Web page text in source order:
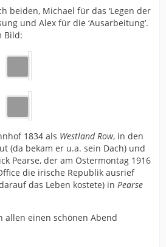
beiden, Michael für das ‘Legen der
und Alex für die ‘Ausarbeitung’.
Bild:
1834 als Westland Row, in den
(da bekam er u.a. sein Dach) und
Pearse, der am Ostermontag 1916
die irische Republik ausrief
das Leben kostete) in Pearse
allen einen schönen Abend